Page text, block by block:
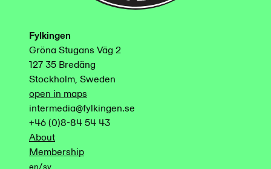
Fylkingen
Gröna Stugans Väg 2
127 35 Bredäng
Stockholm, Sweden
open in maps
intermedia@fylkingen.se
+46 (0)8-84 54 43
About
Membership